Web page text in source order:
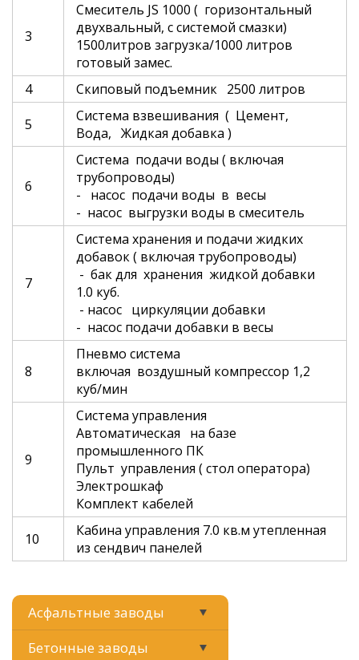
3
Смеситель JS 1000 ( горизонтальный
двухвальный, с системой смазки)
1500литров загрузка/1000 литров
готовый замес.
4
Скиповый подъемник 2500 литров
5
Система взвешивания ( Цемент,
Вода, Жидкая добавка )
6
Система подачи воды ( включая
трубопроводы)
- насос подачи воды в весы
- насос выгрузки воды в смеситель
7
Система хранения и подачи жидких
добавок ( включая трубопроводы)
- бак для хранения жидкой добавки
1.0 куб.
- насос циркуляции добавки
- насос подачи добавки в весы
8
Пневмо система
включая воздушный компрессор 1,2
куб/мин
9
Система управления
Автоматическая на базе
промышленного ПК
Пульт управления ( стол оператора)
Электрошкаф
Комплект кабелей
10
Кабина управления 7.0 кв.м утепленная
из сендвич панелей
Асфальтные заводы
Бетонные заводы